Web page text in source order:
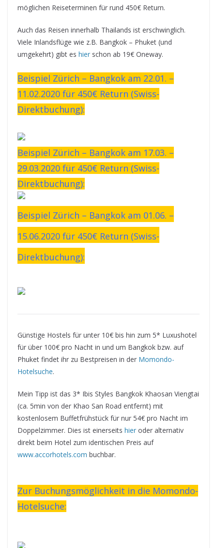
möglichen Reiseterminen für rund 450€ Return.
Auch das Reisen innerhalb Thailands ist erschwinglich.
Viele Inlandsflüge wie z.B. Bangkok – Phuket (und
umgekehrt) gibt es hier schon ab 19€ Oneway.
Beispiel Zürich – Bangkok am 22.01. –
11.02.2020 für 450€ Return (Swiss-
Direktbuchung):
Beispiel Zürich – Bangkok am 17.03. –
29.03.2020 für 450€ Return (Swiss-
Direktbuchung):
Beispiel Zürich – Bangkok am 01.06. –
15.06.2020 für 450€ Return (Swiss-
Direktbuchung):
Günstige Hostels für unter 10€ bis hin zum 5* Luxushotel
für über 100€ pro Nacht in und um Bangkok bzw. auf
Phuket findet ihr zu Bestpreisen in der Momondo-
Hotelsuche.
Mein Tipp ist das 3* Ibis Styles Bangkok Khaosan Viengtai
(ca. 5min von der Khao San Road entfernt) mit
kostenlosem Buffetfrühstück für nur 54€ pro Nacht im
Doppelzimmer. Dies ist einerseits hier oder alternativ
direkt beim Hotel zum identischen Preis auf
www.accorhotels.com buchbar.
Zur Buchungsmöglichkeit in die Momondo-
Hotelsuche: